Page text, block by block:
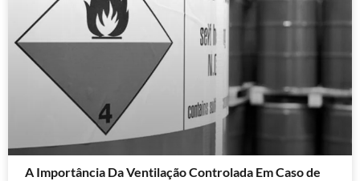
A Importância Da Ventilação Controlada Em Caso de